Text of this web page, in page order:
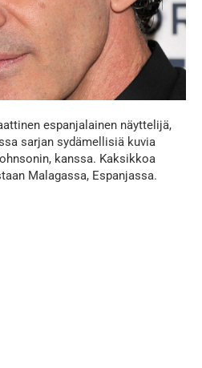
espanjalainen näyttelijä,
sarjan sydämellisiä kuvia
kanssa. Kaksikkoa
Malagassa, Espanjassa.